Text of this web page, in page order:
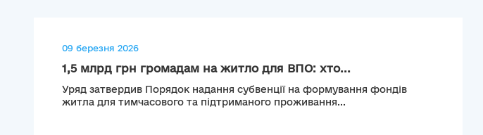
09 березня 2026
1,5 млрд грн громадам на житло для ВПО: хто...
Уряд затвердив Порядок надання субвенції на формування фондів
житла для тимчасового та підтриманого проживання...